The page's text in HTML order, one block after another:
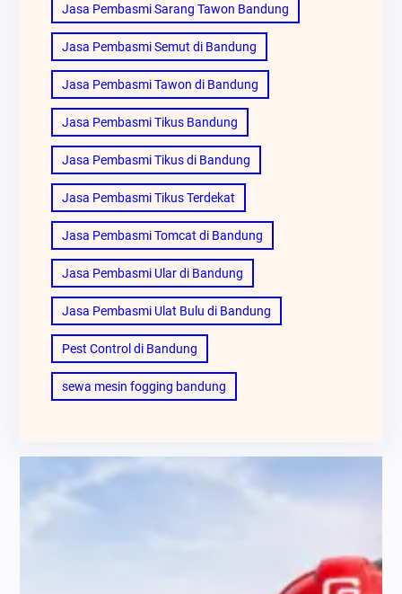
Jasa Pembasmi Sarang Tawon Bandung
Jasa Pembasmi Semut di Bandung
Jasa Pembasmi Tawon di Bandung
Jasa Pembasmi Tikus Bandung
Jasa Pembasmi Tikus di Bandung
Jasa Pembasmi Tikus Terdekat
Jasa Pembasmi Tomcat di Bandung
Jasa Pembasmi Ular di Bandung
Jasa Pembasmi Ulat Bulu di Bandung
Pest Control di Bandung
sewa mesin fogging bandung